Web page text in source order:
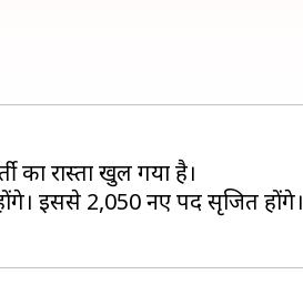
का रास्ता खुल गया है।
इससे 2,050 नए पद सृजित होंगे।